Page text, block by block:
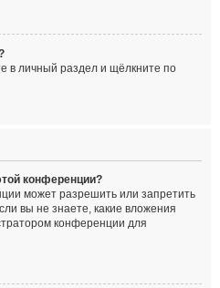
в личный раздел и щёлкните по
конференции?
может разрешить или запретить
вы не знаете, какие вложения
конференции для